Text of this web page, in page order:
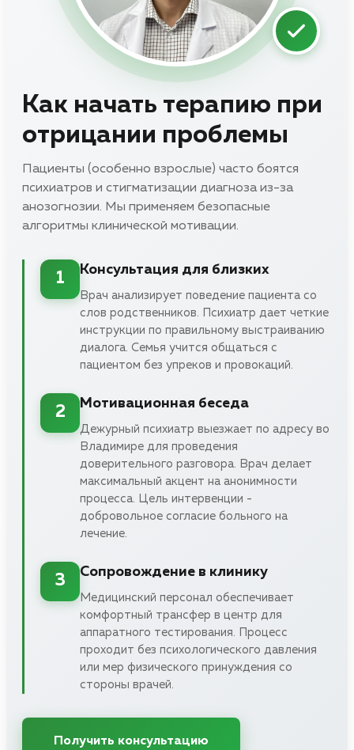
Как начать терапию при
отрицании проблемы
Пациенты (особенно взрослые) часто боятся
психиатров и стигматизации диагноза из-за
анозогнозии. Мы применяем безопасные
алгоритмы клинической мотивации.
1
Консультация для близких
Врач анализирует поведение пациента со
слов родственников. Психиатр дает четкие
инструкции по правильному выстраиванию
диалога. Семья учится общаться с
пациентом без упреков и провокаций.
2
Мотивационная беседа
Дежурный психиатр выезжает по адресу во
Владимире для проведения
доверительного разговора. Врач делает
максимальный акцент на анонимности
процесса. Цель интервенции -
добровольное согласие больного на
лечение.
3
Сопровождение в клинику
Медицинский персонал обеспечивает
комфортный трансфер в центр для
аппаратного тестирования. Процесс
проходит без психологического давления
или мер физического принуждения со
стороны врачей.
Получить консультацию